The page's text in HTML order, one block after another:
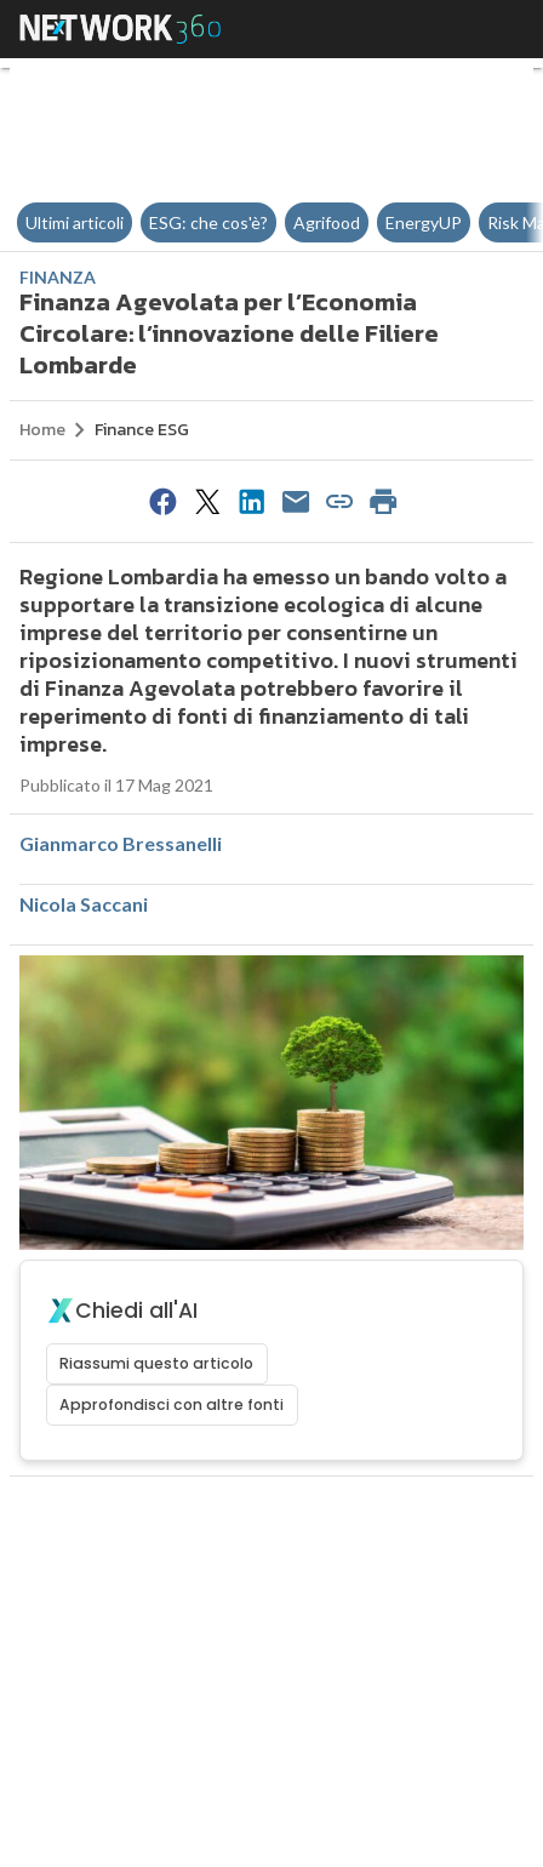
Finanza Agevolata per
Ultimi articoli ESG: che cos'è? Agrifood EnergyUP Risk
FINANZA
Finanza Agevolata per l’Economia
Circolare: l’innovazione delle Filiere
Lombarde
Home Finance ESG
Regione Lombardia ha emesso un bando volto a
supportare la transizione ecologica di alcune
imprese del territorio per consentirne un
riposizionamento competitivo. I nuovi strumenti
di Finanza Agevolata potrebbero favorire il
reperimento di fonti di finanziamento di tali
imprese.
Pubblicato il 17 Mag 2021
Gianmarco Bressanelli
Nicola Saccani
Chiedi all'AI
Riassumi questo articolo
Approfondisci con altre fonti